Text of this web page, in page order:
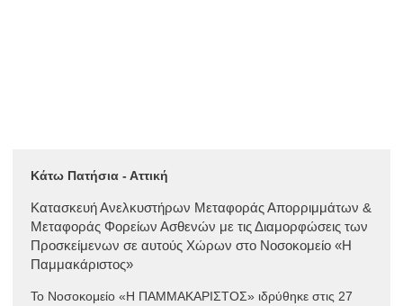
Κάτω Πατήσια - Αττική
Κατασκευή Ανελκυστήρων Μεταφοράς Απορριμμάτων &
Μεταφοράς Φορείων Ασθενών με τις Διαμορφώσεις των
Προσκείμενων σε αυτούς Χώρων στο Νοσοκομείο «Η
Παμμακάριστος»
Το Νοσοκομείο «Η ΠΑΜΜΑΚΑΡΙΣΤΟΣ» ιδρύθηκε στις 27